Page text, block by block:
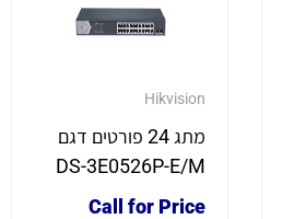
Hikvision
מתג 24 פורטים דגם
DS-3E0526P-E/M
Call for Price